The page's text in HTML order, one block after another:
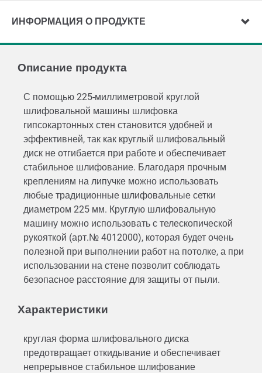
ИНФОРМАЦИЯ О ПРОДУКТЕ
Описание продукта
С помощью 225-миллиметровой круглой
шлифовальной машины шлифовка
гипсокартонных стен становится удобней и
эффективней, так как круглый шлифовальный
диск не отгибается при работе и обеспечивает
стабильное шлифование. Благодаря прочным
креплениям на липучке можно использовать
любые традиционные шлифовальные сетки
диаметром 225 мм. Круглую шлифовальную
машину можно использовать с телескопической
рукояткой (арт.№ 4012000), которая будет очень
полезной при выполнении работ на потолке, а при
использовании на стене позволит соблюдать
безопасное расстояние для защиты от пыли.
Характеристики
круглая форма шлифовального диска
предотвращает откидывание и обеспечивает
непрерывное стабильное шлифование